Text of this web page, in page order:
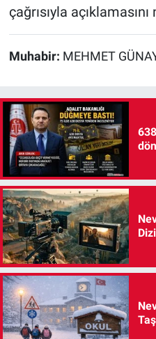
çağrısıyla
Muhabir: MEHMET